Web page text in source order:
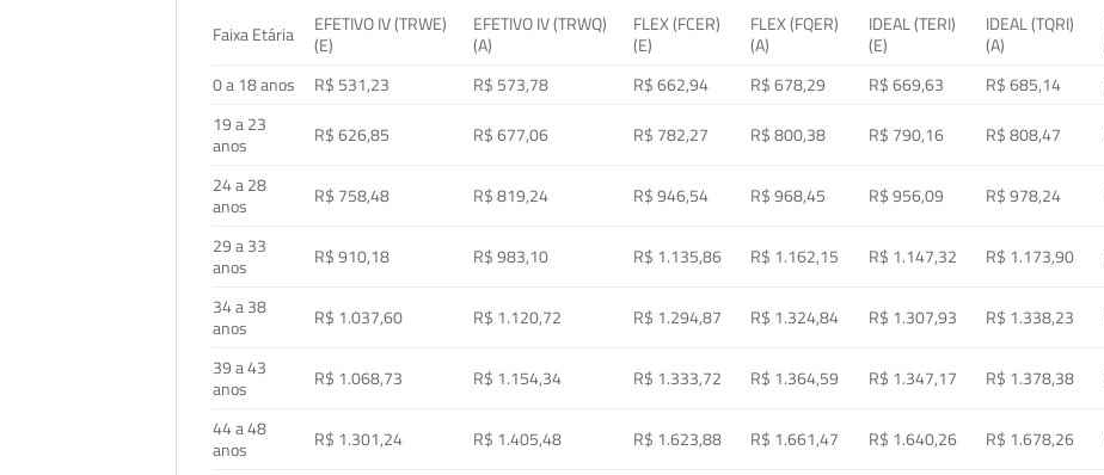
Faixa Etária
EFETIVO IV (TRWE)
(E)
EFETIVO IV (TRWQ)
(A)
FLEX (FCER)
(E)
FLEX (FQER)
(A)
IDEAL (TERI)
(E)
IDEAL (TQRI)
(A)
0 a 18 anos
R$ 531,23 R$ 573,78 R$ 662,94 R$ 678,29 R$ 669,63 R$ 685,14
19 a 23
anos
R$ 626,85 R$ 677,06 R$ 782,27 R$ 800,38 R$ 790,16 R$ 808,47
24 a 28
anos
R$ 758,48 R$ 819,24 R$ 946,54 R$ 968,45 R$ 956,09 R$ 978,24
29 a 33
anos
R$ 910,18 R$ 983,10 R$ 1.135,86 R$ 1.162,15 R$ 1.147,32 R$ 1.173,90
34 a 38
anos
R$ 1.037,60 R$ 1.120,72 R$ 1.294,87 R$ 1.324,84 R$ 1.307,93 R$ 1.338,23
39 a 43
anos
R$ 1.068,73 R$ 1.154,34 R$ 1.333,72 R$ 1.364,59 R$ 1.347,17 R$ 1.378,38
44 a 48
anos
R$ 1.301,24 R$ 1.405,48 R$ 1.623,88 R$ 1.661,47 R$ 1.640,26 R$ 1.678,26